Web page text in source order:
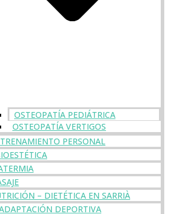
OSTEOPATÍA PEDIÁTRICA
OSTEOPATÍA VERTIGOS
PERSONAL
– DIETÉTICA EN SARRIÀ
DEPORTIVA